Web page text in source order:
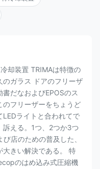
却装置 TRIMAは特徴の
ガラス ドアのフリーザ
だなおよびEPOSのス
のフリーザーをちょうど
ライトと合われてで
訴える。1つ、2つか3つ
店のための普及した、
大きい解決である。 特
のはめ込み式圧縮機